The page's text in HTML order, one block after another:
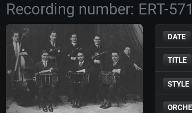
Recording number: ERT-
DATE
TITLE
STYLE